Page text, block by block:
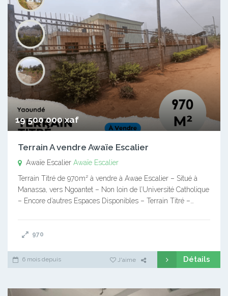
19 500 000 xaf
Terrain A vendre Awaïe Escalier
Awaïe Escalier Awaïe Escalier
Terrain Titré de 970m² à vendre à Awae Escalier – Situé à
Manassa, vers Ngoantet – Non loin de l’Université Catholique
– Encore d’autres Espaces Disponibles – Terrain Titré –…
970
6 mois depuis J'aime Détails